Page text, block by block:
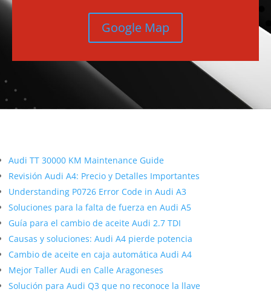
Google Map
Audi TT 30000 KM Maintenance Guide
Revisión Audi A4: Precio y Detalles Importantes
Understanding P0726 Error Code in Audi A3
Soluciones para la falta de fuerza en Audi A5
Guía para el cambio de aceite Audi 2.7 TDI
Causas y soluciones: Audi A4 pierde potencia
Cambio de aceite en caja automática Audi A4
Mejor Taller Audi en Calle Aragoneses
Solución para Audi Q3 que no reconoce la llave